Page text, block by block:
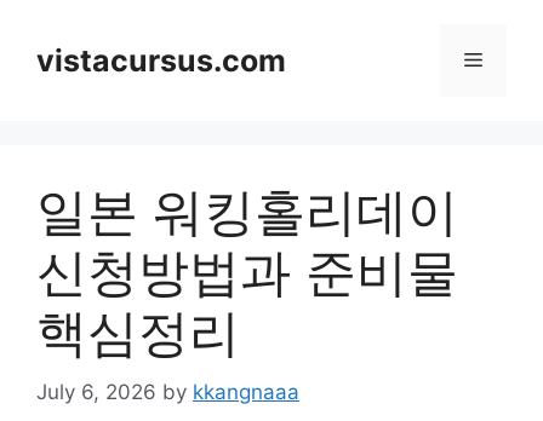
contentvistacursus.com Menu
일본 워킹홀리데이
신청방법과 준비물
핵심정리
July 6, 2026 by kkangnaaa